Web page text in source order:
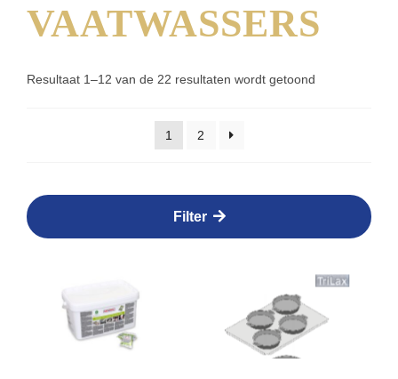
VAATWASSERS
Resultaat 1–12 van de 22 resultaten wordt getoond
1 2
Filter